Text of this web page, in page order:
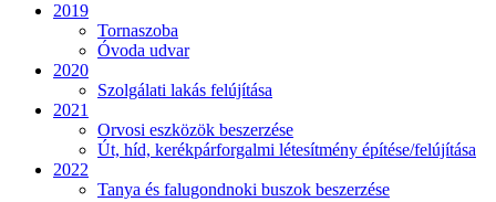
2019
Tornaszoba
Óvoda udvar
2020
Szolgálati lakás felújítása
2021
Orvosi eszközök beszerzése
Út, híd, kerékpárforgalmi létesítmény építése/felújítása
2022
Tanya és falugondnoki buszok beszerzése